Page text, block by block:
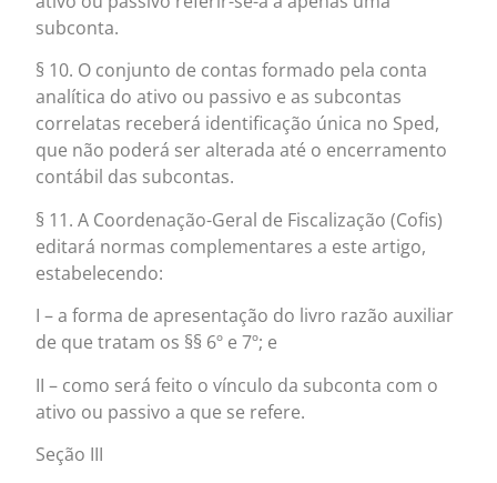
subconta.
§ 10. O conjunto de contas formado pela conta
analítica do ativo ou passivo e as subcontas
correlatas receberá identificação única no Sped,
que não poderá ser alterada até o encerramento
contábil das subcontas.
§ 11. A Coordenação-Geral de Fiscalização (Cofis)
editará normas complementares a este artigo,
estabelecendo:
I – a forma de apresentação do livro razão auxiliar
de que tratam os §§ 6º e 7º; e
II – como será feito o vínculo da subconta com o
ativo ou passivo a que se refere.
Seção III